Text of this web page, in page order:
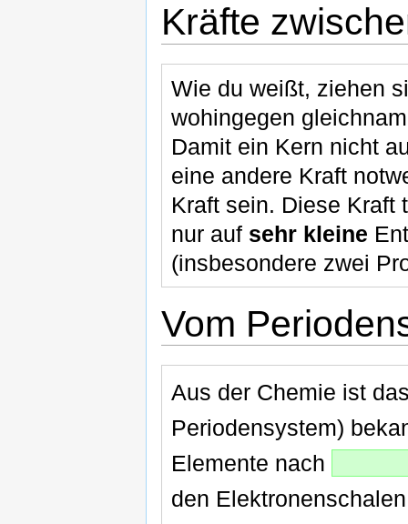
Kräfte
Wie du weißt, ziehen
wohingegen
Damit ein Kern nicht
eine andere Kraft
Kraft sein. Diese Kraft
nur auf sehr kleine
(insbesondere zwei
Vom
Aus der Chemie ist
Periodensystem)
Elemente nach
den